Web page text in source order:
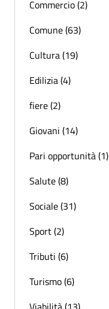
Commercio (2)
Comune (63)
Cultura (19)
Edilizia (4)
fiere (2)
Giovani (14)
Pari opportunità (1)
Salute (8)
Sociale (31)
Sport (2)
Tributi (6)
Turismo (6)